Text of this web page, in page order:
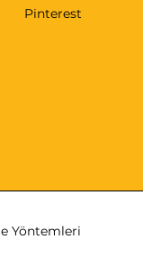
Pinterest
Yöntemleri